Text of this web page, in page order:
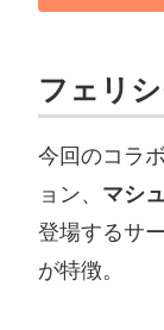
フェリ
今回のコラ
ョン、 マシ
登場するサ
が特徴。